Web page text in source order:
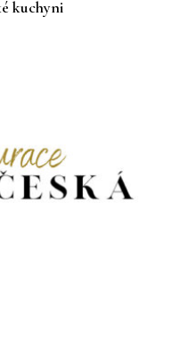
kuchyni